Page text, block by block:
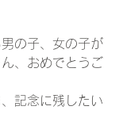
の子、女の子が
、おめでとうご
記念に残したい